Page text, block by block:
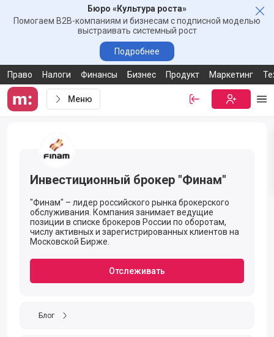
Бюро «Культура роста»
Помогаем B2B-компаниям и бизнесам с подписной моделью
выстраивать системный рост
Подробнее
Право Налоги Финансы Бизнес Продукт Маркетинг
Меню Войти
Инвестиционный брокер "Финам"
"Финам" – лидер российского рынка брокерского
обслуживания. Компания занимает ведущие
позиции в списке брокеров России по оборотам,
числу активных и зарегистрированных клиентов на
Московской Бирже.
Отслеживать
Блог